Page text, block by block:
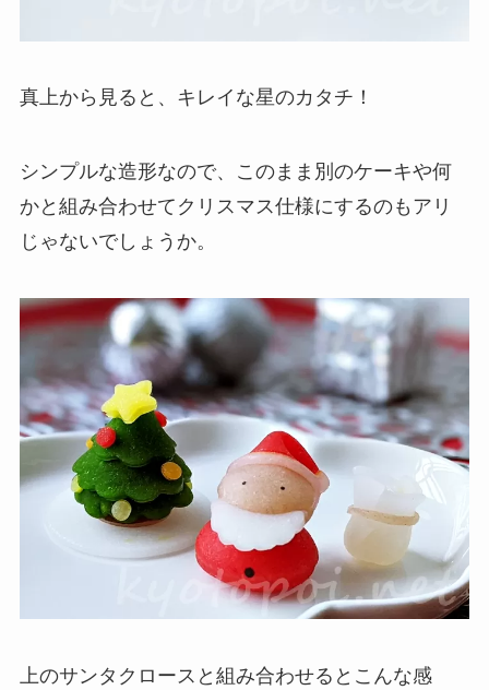
真上から見ると、キレイな星のカタチ！
シンプルな造形なので、このまま別のケーキや何
かと組み合わせてクリスマス仕様にするのもアリ
じゃないでしょうか。
上のサンタクロースと組み合わせるとこんな感